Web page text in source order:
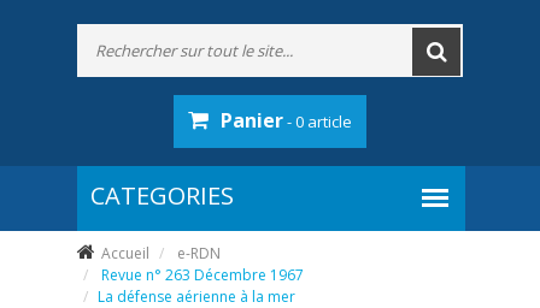
Panier- 0 article
Accueil
e-RDN
Revue n° 263 Décembre 1967
La défense aérienne à la mer